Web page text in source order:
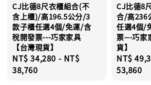
CJ比德8尺衣櫃組合(不
含上櫃)/高196.5公分/3
款子櫃任選4個/免運/含
稅開發票---巧家家具
【台灣現貨】
Regular
price
NT$ 34,280 - NT$
38,760
CJ比德8
合/高236
任選4個/
票---巧家
貨】
Regular
price
NT$
53,860